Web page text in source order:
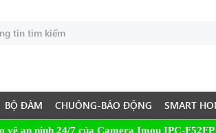
BỘ ĐÀM CHUÔNG-BÁO ĐỘNG SMART
vệ an ninh 24/7 của Camera Imou IPC-F52FP